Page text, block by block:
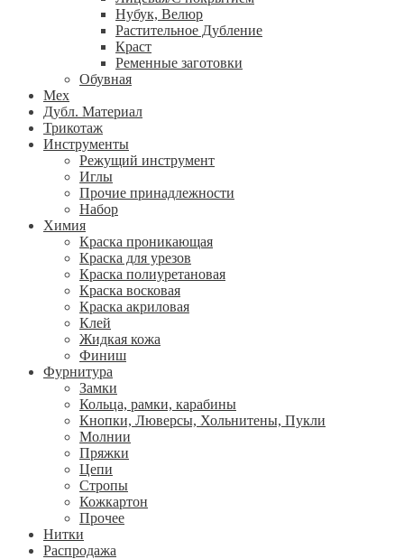
Нубук, Велюр
Растительное Дубление
Краст
Ременные заготовки
Обувная
Мех
Дубл. Материал
Трикотаж
Инструменты
Режущий инструмент
Иглы
Прочие принадлежности
Набор
Химия
Краска проникающая
Краска для урезов
Краска полиуретановая
Краска восковая
Краска акриловая
Клей
Жидкая кожа
Финиш
Фурнитура
Замки
Кольца, рамки, карабины
Кнопки, Люверсы, Хольнитены, Пукли
Молнии
Пряжки
Цепи
Стропы
Кожкартон
Прочее
Нитки
Распродажа